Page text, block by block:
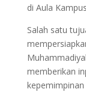
di Aula
Salah satu
memberikan